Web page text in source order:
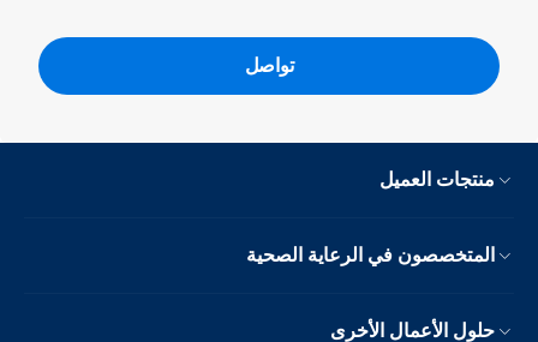
تواصل
منتجات العميل
المتخصصون في الرعاية الصحية
حلول الأعمال الأخرى